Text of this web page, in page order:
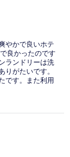
やかで良いホテ
良かったのです
ランドリーは洗
がたいです。
です。また利用